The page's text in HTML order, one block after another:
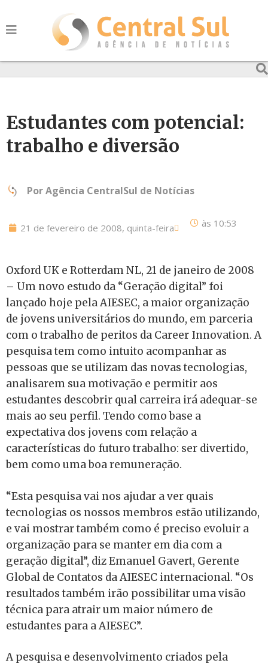
Estudantes com potencial:
trabalho e diversão
PorAgência CentralSul de Notícias
21 de fevereiro de 2008, quinta-feira às 10:53
Oxford UK e Rotterdam NL, 21 de janeiro de 2008
– Um novo estudo da “Geração digital” foi
lançado hoje pela AIESEC, a maior organização
de jovens universitários do mundo, em parceria
com o trabalho de peritos da Career Innovation. A
pesquisa tem como intuito acompanhar as
pessoas que se utilizam das novas tecnologias,
analisarem sua motivação e permitir aos
estudantes descobrir qual carreira irá adequar-se
mais ao seu perfil. Tendo como base a
expectativa dos jovens com relação a
características do futuro trabalho: ser divertido,
bem como uma boa remuneração.
“Esta pesquisa vai nos ajudar a ver quais
tecnologias os nossos membros estão utilizando,
e vai mostrar também como é preciso evoluir a
organização para se manter em dia com a
geração digital”, diz Emanuel Gavert, Gerente
Global de Contatos da AIESEC internacional. “Os
resultados também irão possibilitar uma visão
técnica para atrair um maior número de
estudantes para a AIESEC”.
A pesquisa e desenvolvimento criados pela